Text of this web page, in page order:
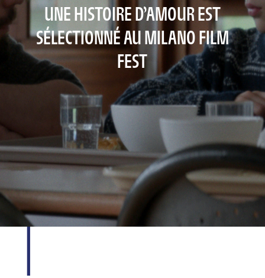
UNE HISTOIRE D’AMOUR EST
SÉLECTIONNÉ AU MILANO FILM
FEST